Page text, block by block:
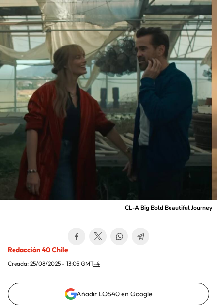
CL-A Big Bold Beautiful Journey
Redacción 40 Chile
Creada: 25/08/2025 - 13:05 GMT-4
Añadir LOS40 en Google